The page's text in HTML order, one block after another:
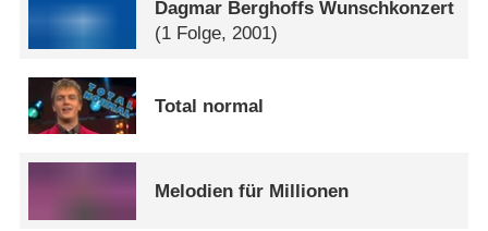
Dagmar Berghoffs Wunschkonzert
(1 Folge, 2001)
Total normal
Melodien für Millionen